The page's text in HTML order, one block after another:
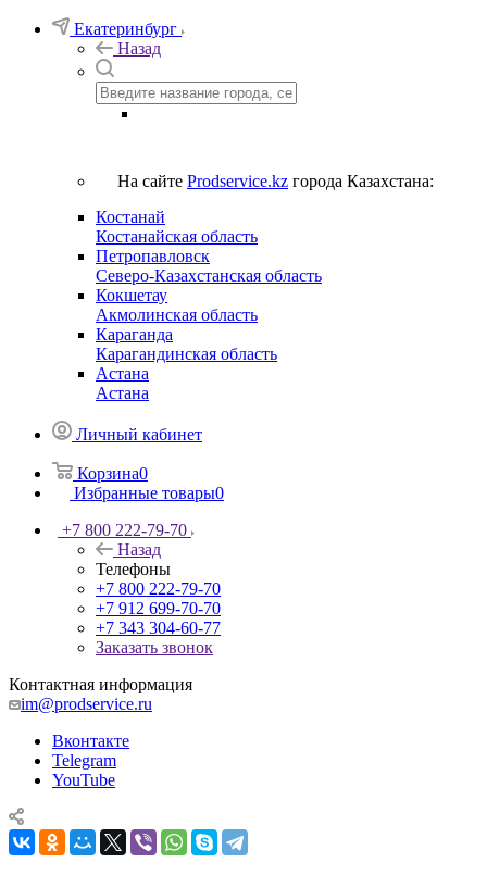
Екатеринбург
Назад
На сайте Prodservice.kz города Казахстана:
Костанай
Костанайская область
Петропавловск
Северо-Казахстанская область
Кокшетау
Акмолинская область
Караганда
Карагандинская область
Астана
Астана
Личный кабинет
Корзина0
Избранные товары0
+7 800 222-79-70
Назад
Телефоны
+7 800 222-79-70
+7 912 699-70-70
+7 343 304-60-77
Заказать звонок
Контактная информация
im@prodservice.ru
Вконтакте
Telegram
YouTube